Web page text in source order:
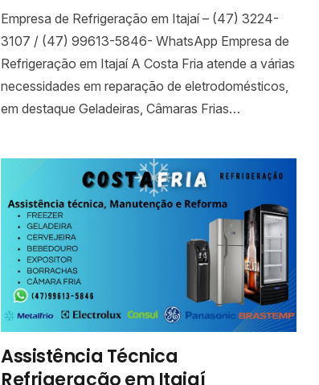
Empresa de Refrigeração em Itajaí – (47) 3224-
3107 / (47) 99613-5846- WhatsApp Empresa de
Refrigeração em Itajaí A Costa Fria atende a várias
necessidades em reparação de eletrodomésticos,
em destaque Geladeiras, Câmaras Frias…
Assistência Técnica
Refrigeração em Itajaí